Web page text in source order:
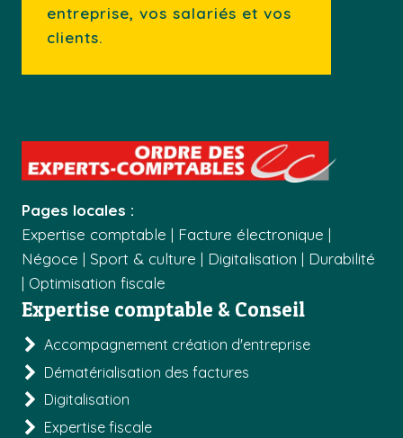
entreprise, vos salariés et vos
clients.
Pages locales :
Expertise comptable | Facture électronique |
Négoce | Sport & culture | Digitalisation | Durabilité
| Optimisation fiscale
Expertise comptable & Conseil
Accompagnement création d'entreprise
Dématérialisation des factures
Digitalisation
Expertise fiscale